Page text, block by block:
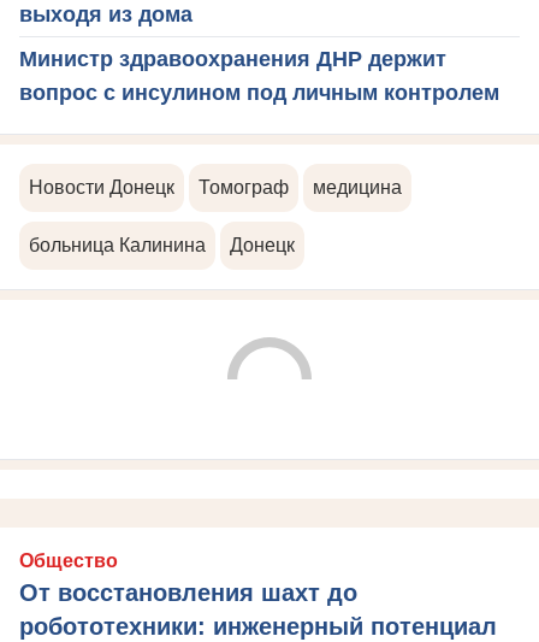
выходя из дома
Министр здравоохранения ДНР держит
вопрос с инсулином под личным контролем
Новости Донецк Томограф медицина
больница Калинина Донецк
Общество
От восстановления шахт до
робототехники: инженерный потенциал